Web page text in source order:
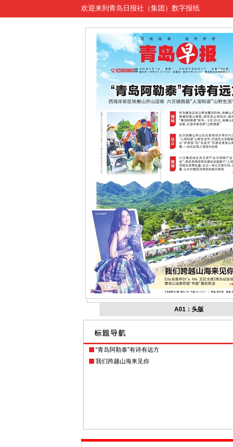
欢迎来到青岛日报社（集团）数字报纸
A01：头版
“青岛阿勒泰”有诗有远方
我们跨越山海来见你